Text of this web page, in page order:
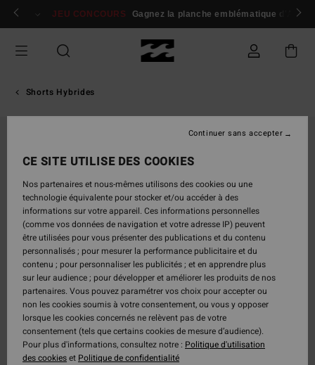
Passer
Se connecter / s'inscrire
JEU CONCOURS Gagnez la planche emblématique d'Andy
Shorts Hybrides
CE SITE UTILISE DES COOKIES
Nos partenaires et nous-mêmes utilisons des cookies ou une
technologie équivalente pour stocker et/ou accéder à des
informations sur votre appareil. Ces informations personnelles
(comme vos données de navigation et votre adresse IP) peuvent
être utilisées pour vous présenter des publications et du contenu
personnalisés ; pour mesurer la performance publicitaire et du
contenu ; pour personnaliser les publicités ; et en apprendre plus
sur leur audience ; pour développer et améliorer les produits de nos
partenaires. Vous pouvez paramétrer vos choix pour accepter ou
non les cookies soumis à votre consentement, ou vous y opposer
lorsque les cookies concernés ne relèvent pas de votre
consentement (tels que certains cookies de mesure d’audience).
Pour plus d'informations, consultez notre : Politique d'utilisation
des cookieset Politique de confidentialité
Continuer sans accepter